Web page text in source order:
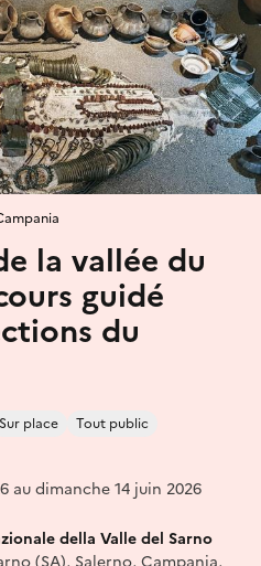
la vallée du
guidé
du
Sur place Tout public
au dimanche 14 juin 2026
della Valle del Sarno